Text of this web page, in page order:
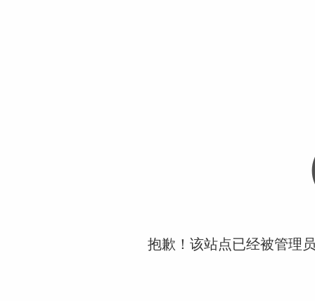
抱歉！该站点已经被管理